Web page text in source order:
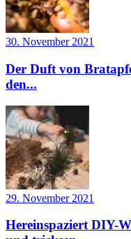
30. November 2021
Der Duft von
den...
29. November 2021
Hereinspaziert DIY-